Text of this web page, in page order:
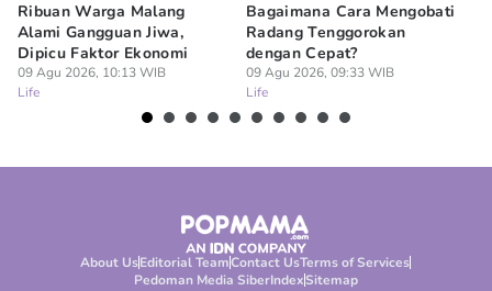
Ribuan Warga Malang
Alami Gangguan Jiwa,
Dipicu Faktor Ekonomi
09 Agu 2026, 10:13 WIB
Life
Bagaimana Cara Mengobati
Radang Tenggorokan
dengan Cepat?
09 Agu 2026, 09:33 WIB
Life
About UsEditorial TeamContact UsTerms of Services
Pedoman Media SiberIndexSitemap